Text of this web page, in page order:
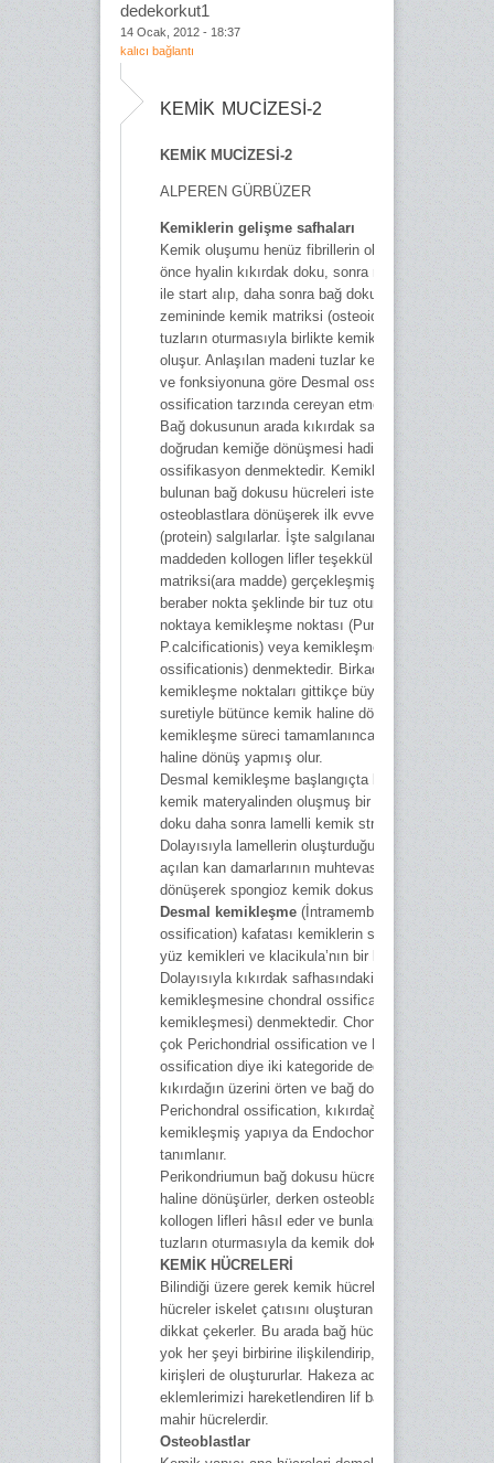
dedekorkut1
14 Ocak, 2012 - 18:37
kalıcı bağlantı
KEMİK MUCİZESİ-2
KEMİK MUCİZESİ-2
ALPEREN GÜRBÜZER
Kemiklerin gelişme safhaları
Kemik oluşumu henüz fibrillerin oluşmadığı
önce hyalin kıkırdak doku, sonra mezenkim bağ
ile start alıp, daha sonra bağ doku iç kıkırdak
zemininde kemik matriksi (osteoid doku) üzerine
tuzların oturmasıyla birlikte kemikleşme
oluşur. Anlaşılan madeni tuzlar kemik yapısına,
ve fonksiyonuna göre Desmal ossification ve
ossification tarzında cereyan etmektedir. Şöyle ki;
Bağ dokusunun arada kıkırdak safhası olmaksızın
doğrudan kemiğe dönüşmesi hadisesine Desmal
ossifikasyon denmektedir. Kemikleşme safhasında
bulunan bağ dokusu hücreleri ister istemez
osteoblastlara dönüşerek ilk evvela osteoid maddesi
(protein) salgılarlar. İşte salgılanan bu kollogen sıvı
maddeden kollogen lifler teşekkül edip, böylece
matriksi(ara madde) gerçekleşmiş olur. Hatta
beraber nokta şeklinde bir tuz oturması görülüp, bu
noktaya kemikleşme noktası (Punctum
P.calcificationis) veya kemikleşme merkezi
ossificationis) denmektedir. Birkaç yerde görülen
kemikleşme noktaları gittikçe büyüyüp birleşmek
suretiyle bütünce kemik haline dönüşürler. Yani
kemikleşme süreci tamamlanınca osteoblastlar
haline dönüş yapmış olur.
Desmal kemikleşme başlangıçta bir ağ tarzında
kemik materyalinden oluşmuş bir doku
doku daha sonra lamelli kemik strüktürü
Dolayısıyla lamellerin oluşturduğu bölmelerin
açılan kan damarlarının muhtevası kırmızı kemik
dönüşerek spongioz kemik dokusu meydana gelmiş
Desmal kemikleşme (İntramembranöz-Primer
ossification) kafatası kemiklerin squama
yüz kemikleri ve klacikula’nın bir kısmında
Dolayısıyla kıkırdak safhasındaki taslağın
kemikleşmesine chondral ossification (Chondral
kemikleşmesi) denmektedir. Chondral ossification
çok Perichondrial ossification ve Endochondral
ossification diye iki kategoride değerlendirilir.
kıkırdağın üzerini örten ve bağ doku yapısına
Perichondral ossification, kıkırdağın içerisinde
kemikleşmiş yapıya da Endochondral ossification
tanımlanır.
Perikondriumun bağ dokusu hücreleri ise osteoblast
haline dönüşürler, derken osteoblastlarda osteoid ve
kollogen lifleri hâsıl eder ve bunların üzerine madeni
tuzların oturmasıyla da kemik dokusu meydana
KEMİK HÜCRELERİ
Bilindiği üzere gerek kemik hücreleri, gerekse
hücreler iskelet çatısını oluşturan iki ana hücreler
dikkat çekerler. Bu arada bağ hücreleri vücutta ne
yok her şeyi birbirine ilişkilendirip, kıkırdağın yanı
kirişleri de oluştururlar. Hakeza adale hücreleri de
eklemlerimizi hareketlendiren lif bağlarını
mahir hücrelerdir.
Osteoblastlar